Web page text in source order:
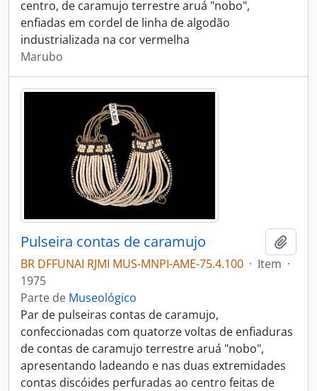
centro, de caramujo terrestre aruá "nobo",
enfiadas em cordel de linha de algodão
industrializada na cor vermelha
Marubo
Pulseira contas de caramujo
BR DFFUNAI RJMI MUS-MNPI-AME-75.4.100 · Item ·
1975
Parte de Museológico
Par de pulseiras contas de caramujo,
confeccionadas com quatorze voltas de enfiaduras
de contas de caramujo terrestre aruá "nobo",
apresentando ladeando e nas duas extremidades
contas discóides perfuradas ao centro feitas de